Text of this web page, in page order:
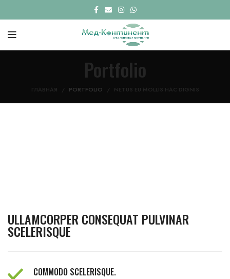
Portfolio
ГЛАВНАЯ PORTFOLIO NETUS EU MOLLIS HAC DIGNIS
ULLAMCORPER CONSEQUAT PULVINAR
SCELERISQUE
COMMODO SCELERISQUE.